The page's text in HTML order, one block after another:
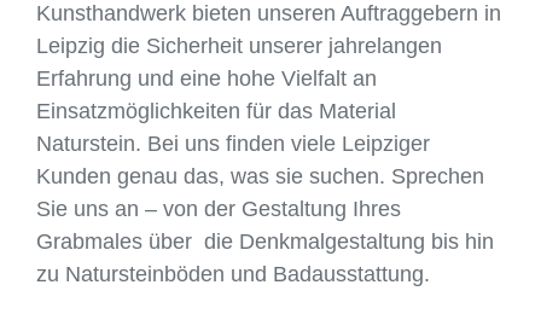
Kunsthandwerk bieten unseren Auftraggebern in
Leipzig die Sicherheit unserer jahrelangen
Erfahrung und eine hohe Vielfalt an
Einsatzmöglichkeiten für das Material
Naturstein. Bei uns finden viele Leipziger
Kunden genau das, was sie suchen. Sprechen
Sie uns an – von der Gestaltung Ihres
Grabmales über die Denkmalgestaltung bis hin
zu Natursteinböden und Badausstattung.